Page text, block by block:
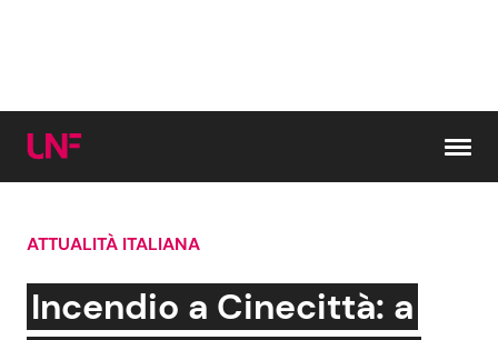
Cerca:
ATTUALITÀ ITALIANA
Incendio a Cinecittà: a